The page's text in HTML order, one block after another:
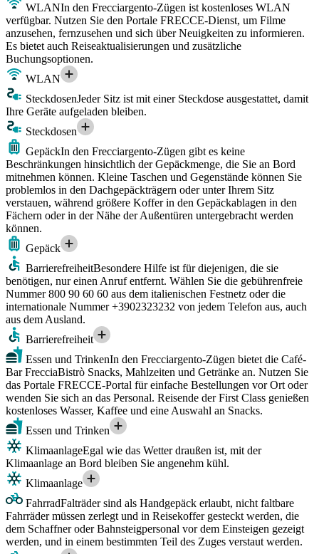
WLANIn den Frecciargento-Zügen ist kostenloses WLAN
verfügbar. Nutzen Sie den Portale FRECCE-Dienst, um Filme
anzusehen, fernzusehen und sich über Neuigkeiten zu informieren.
Es bietet auch Reiseaktualisierungen und zusätzliche
Buchungsoptionen.
WLAN
SteckdosenJeder Sitz ist mit einer Steckdose ausgestattet, damit
Ihre Geräte aufgeladen bleiben.
Steckdosen
GepäckIn den Frecciargento-Zügen gibt es keine
Beschränkungen hinsichtlich der Gepäckmenge, die Sie an Bord
mitnehmen können. Kleine Taschen und Gegenstände können Sie
problemlos in den Dachgepäckträgern oder unter Ihrem Sitz
verstauen, während größere Koffer in den Gepäckablagen in den
Fächern oder in der Nähe der Außentüren untergebracht werden
können.
Gepäck
BarrierefreiheitBesondere Hilfe ist für diejenigen, die sie
benötigen, nur einen Anruf entfernt. Wählen Sie die gebührenfreie
Nummer 800 90 60 60 aus dem italienischen Festnetz oder die
internationale Nummer +3902323232 von jedem Telefon aus, auch
aus dem Ausland.
Barrierefreiheit
Essen und TrinkenIn den Frecciargento-Zügen bietet die Café-
Bar FrecciaBistrò Snacks, Mahlzeiten und Getränke an. Nutzen Sie
das Portale FRECCE-Portal für einfache Bestellungen vor Ort oder
wenden Sie sich an das Personal. Reisende der First Class genießen
kostenloses Wasser, Kaffee und eine Auswahl an Snacks.
Essen und Trinken
KlimaanlageEgal wie das Wetter draußen ist, mit der
Klimaanlage an Bord bleiben Sie angenehm kühl.
Klimaanlage
FahrradFalträder sind als Handgepäck erlaubt, nicht faltbare
Fahrräder müssen zerlegt und in Reisekoffer gesteckt werden, die
dem Schaffner oder Bahnsteigpersonal vor dem Einsteigen gezeigt
werden, und in einem bestimmten Teil des Zuges verstaut werden.